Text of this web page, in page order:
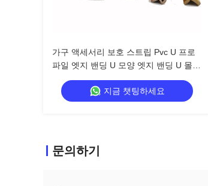
가구 액세서리 보호 스트립 Pvc U 프로
파일 엣지 밴딩 U 모양 엣지 밴딩 U 몰딩
엣지 트림
지금 챗팅하세요
문의하기